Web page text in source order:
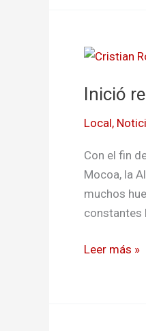
Inició
Local,
Con el fin
Mocoa, la
muchos
constantes
Inició
de
vía
de
acceso
a
Puerto
Leer más »